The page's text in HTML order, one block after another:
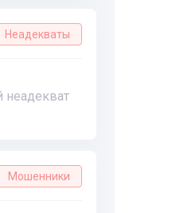
Неадекваты
Мошенники